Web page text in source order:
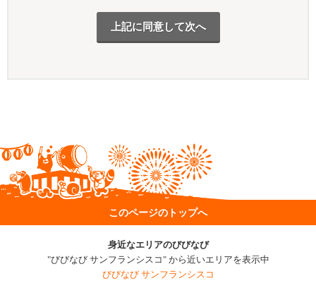
このページのトップへ
身近なエリアのびびなび
"びびなび サンフランシスコ" から近いエリアを表示中
びびなび サンフランシスコ